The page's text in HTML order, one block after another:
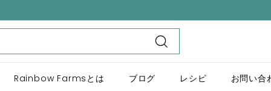
Rainbow Farmsとは ブログ レシピ お問い合